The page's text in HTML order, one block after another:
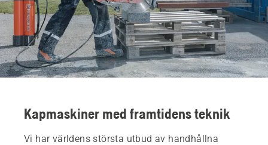
Kapmaskiner med framtidens teknik
Vi har världens största utbud av handhållna